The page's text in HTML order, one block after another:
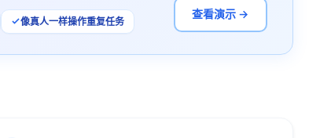
像真人一样操作重复任务
查看演示 →